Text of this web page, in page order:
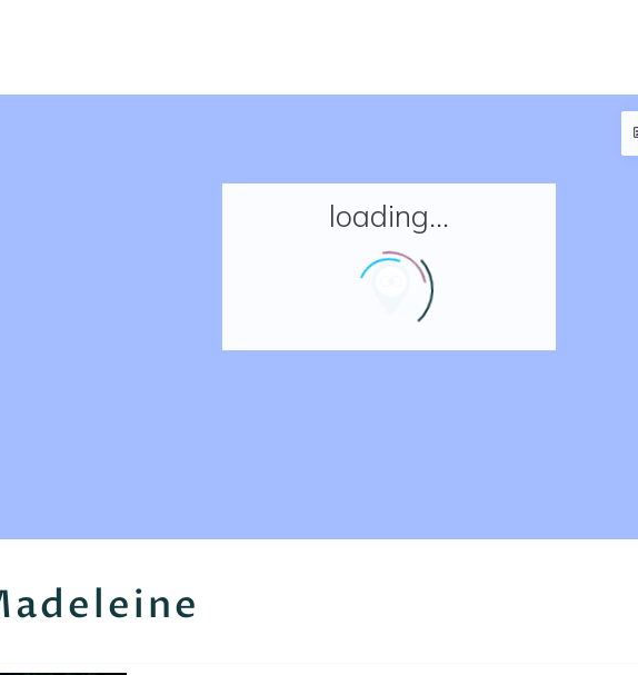
Ecrivez-nous
loading...